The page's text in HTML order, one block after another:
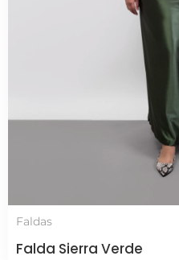
Faldas
Falda Sierra Verde